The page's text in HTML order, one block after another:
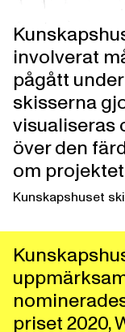
involverat
pågått
skisserna
visualiseras
över den
om
Kunskapshuset
priset 2020,